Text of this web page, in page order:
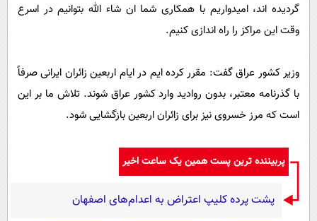
گردیده اند، امیدواریم با همکاری شما ان شاء الله بتوانیم در اسرع
وقت این مراکز را راه اندازی کنیم.
وزیر کشور عراق گفت: مقرر کرده ایم در ایام اربعین زائران ایرانی صرفاً
با گذرنامه معتبر، بدون روادید وارد کشور عراق شوند. تلاش ما بر این
است که مرز خسروی نیز برای زائران اربعین بازگشایی شود.
پربیننده ترین پست همین یک ساعت اخیر
پشت پرده کلیپ اعتراض به اعدام‌های اصفهان